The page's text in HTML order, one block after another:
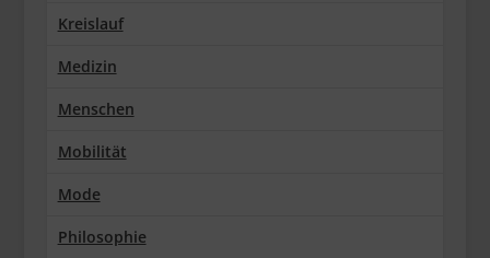
Kreislauf
Medizin
Menschen
Mobilität
Mode
Philosophie